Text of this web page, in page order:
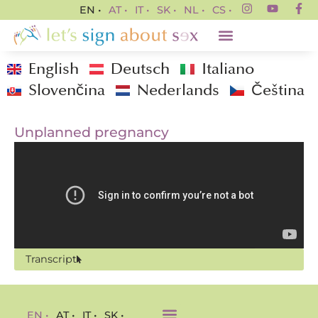
EN • AT • IT • SK • NL • CS •
English Deutsch
Italiano
Slovenčina
Nederlands Čeština
Unplanned pregnancy
Transcript
EN • AT • IT •
SK •